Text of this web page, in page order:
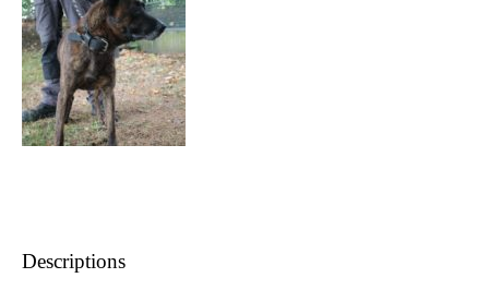
Descriptions